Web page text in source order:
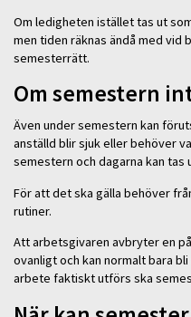
Om ledigheten istället tas ut
men tiden räknas ändå med vid
semesterrätt.
Om semestern
Även under semestern kan
anställd blir sjuk eller behöver
semestern och dagarna kan tas
För att det ska gälla behöver
rutiner.
Att arbetsgivaren avbryter en
ovanligt och kan normalt bara
arbete faktiskt utförs ska